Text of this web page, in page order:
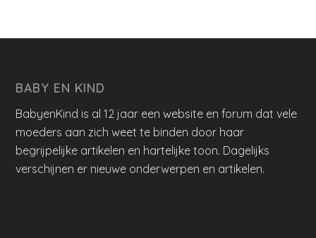
BABY EN KIND
BabyenKind is al 12 jaar een website en forum dat vele
moeders aan zich weet te binden door haar
begrijpelijke artikelen en hartelijke toon. Dagelijks
verschijnen er nieuwe onderwerpen en artikelen.